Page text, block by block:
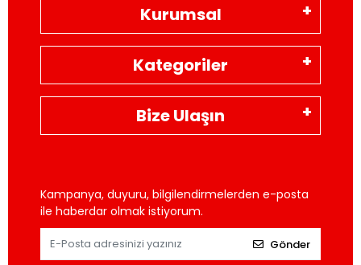
Kurumsal
Kategoriler
Bize Ulaşın
Kampanya, duyuru, bilgilendirmelerden e-posta
ile haberdar olmak istiyorum.
Gönder